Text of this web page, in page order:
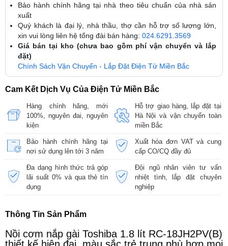
Bảo hành chính hãng tại nhà theo tiêu chuẩn của nhà sản
xuất
Quý khách là đại lý, nhà thầu, thợ cần hỗ trợ số lượng lớn,
xin vui lòng liên hệ tổng đài bán hàng: 024.6291.3569
Giá bán tại kho (chưa bao gồm phí vận chuyển và lắp
đặt)
Chính Sách Vận Chuyển - Lắp Đặt Điện Tử Miền Bắc
Cam Kết Dịch Vụ Của Điện Tử Miền Bắc
Hàng chính hãng, mới
100%, nguyên đai, nguyên
kiện
Hỗ trợ giao hàng, lắp đặt tại
Hà Nội và vận chuyển toàn
miền Bắc
Bảo hành chính hãng tại
nơi sử dụng lên tới 3 năm
Xuất hóa đơn VAT và cung
cấp CO/CQ đầy đủ
Đa dạng hình thức trả góp
lãi suất 0% và qua thẻ tín
dụng
Đội ngũ nhân viên tư vấn
nhiệt tình, lắp đặt chuyên
nghiệp
Thông Tin Sản Phẩm
Nồi cơm nắp gài Toshiba 1.8 lít RC-18JH2PV(B)